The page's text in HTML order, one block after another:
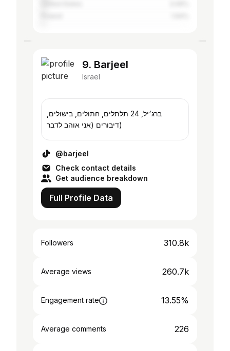
9. Barjeel
Israel
ברג׳יל, 24 תלתלים, חתולים, בישולים,
דיבורים (אני אוהב לדבר)
@barjeel
Check contact details
Get audience breakdown
Full Profile Data
Followers 310.8k
Average views 260.7k
Engagement rate 13.55%
Average comments 226